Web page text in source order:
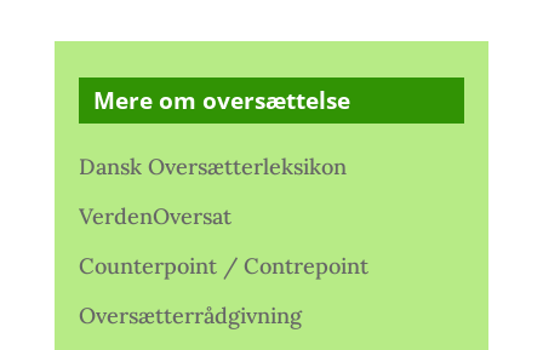
Mere om oversættelse
Dansk Oversætterleksikon
VerdenOversat
Counterpoint / Contrepoint
Oversætterrådgivning